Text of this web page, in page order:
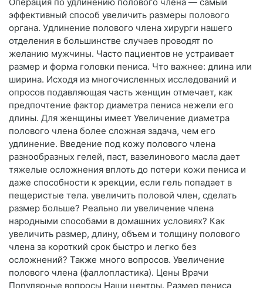
эффективный способ увеличить размеры полового
органа. Удлинение полового члена хирурги нашего
отделения в большинстве случаев проводят по
желанию мужчины. Часто пациентов не устраивает
размер и форма головки пениса. Что важнее: длина или
ширина. Исходя из многочисленных исследований и
опросов подавляющая часть женщин отмечает, как
предпочтение фактор диаметра пениса нежели его
длины. Для женщины имеет Увеличение диаметра
полового члена более сложная задача, чем его
удлинение. Введение под кожу полового члена
разнообразных гелей, паст, вазелинового масла дает
тяжелые осложнения вплоть до потери кожи пениса и
даже способности к эрекции, если гель попадает в
пещеристые тела. увеличить половой член, сделать
размер больше? Реально ли увеличение члена
народными способами в домашних условиях? Как
увеличить размер, длину, объем и толщину полового
члена за короткий срок быстро и легко без
осложнений? Также много вопросов. Увеличение
полового члена (фаллопластика). Цены Врачи
Популярные вопросы Наши центры. Размер пениса